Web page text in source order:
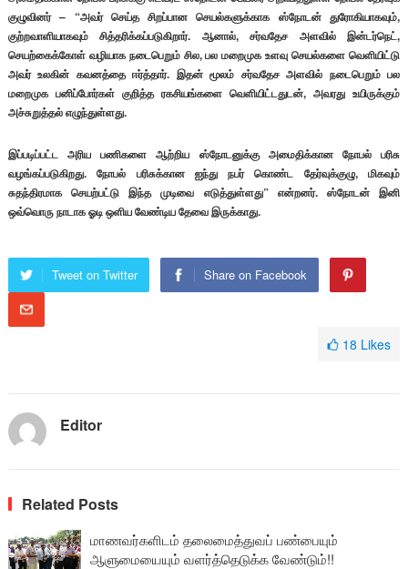
குழுவினர் – “அவர் செய்த சிறப்பான செயல்களுக்காக ஸ்நோடன் துரோகியாகவும்,
குற்றவாளியாகவும் சித்தரிக்கப்படுகிறார். ஆனால், சர்வதேச அளவில் இன்டர்நெட்,
செயற்கைக்கோள் வழியாக நடைபெறும் சில, பல மறைமுக உளவு செயல்களை வெளியிட்டு
அவர் உலகின் கவனத்தை ஈர்த்தார். இதன் மூலம் சர்வதேச அளவில் நடைபெறும் பல
மறைமுக பனிப்போர்கள் குறித்த ரகசியங்களை வெளியிட்டதுடன், அவரது உயிருக்கும்
அச்சுறுத்தல் எழுந்துள்ளது.
இப்படிப்பட்ட அரிய பணிகளை ஆற்றிய ஸ்நோடனுக்கு அமைதிக்கான நோபல் பரிசு
வழங்கப்படுகிறது. நோபல் பரிசுக்கான ஐந்து நபர் கொண்ட தேர்வுக்குழு, மிகவும்
சுதந்திரமாக செயற்பட்டு இந்த முடிவை எடுத்துள்ளது” என்றனர். ஸ்நோடன் இனி
ஒவ்வொரு நாடாக ஓடி ஒளிய வேண்டிய தேவை இருக்காது.
Tweet on Twitter Share on Facebook
18 Likes
Editor
Related Posts
மாணவர்களிடம் தலைமைத்துவப் பண்பையும்
ஆளுமையையும் வளர்த்தெடுக்க வேண்டும்!!